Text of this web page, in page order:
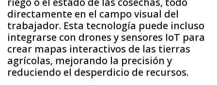
directamente en el campo visual del
trabajador. Esta tecnología puede incluso
integrarse con drones y sensores IoT para
crear mapas interactivos de las tierras
agrícolas, mejorando la precisión y
reduciendo el desperdicio de recursos.